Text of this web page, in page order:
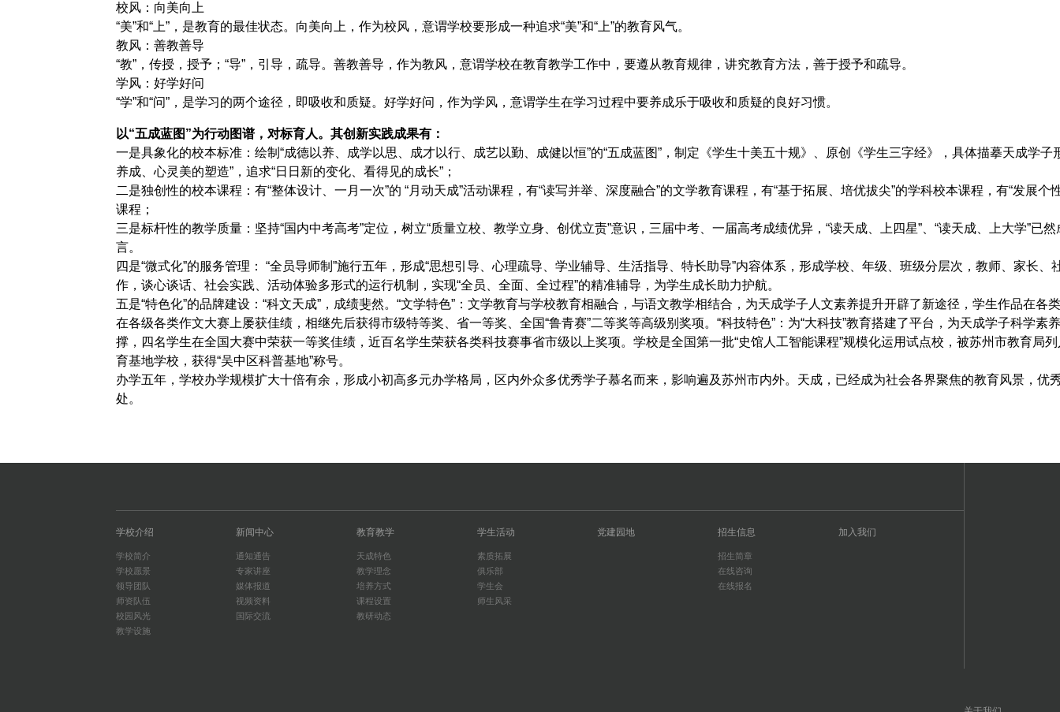
校风：向美向上
“美”和“上”，是教育的最佳状态。向美向上，作为校风，意谓学校要形成一种追求“美”和“上”的教育风气。
教风：善教善导
“教”，传授，授予；“导”，引导，疏导。善教善导，作为教风，意谓学校在教育教学工作中，要遵从教育规律，讲究教育方法，善于授予和疏导。
学风：好学好问
“学”和“问”，是学习的两个途径，即吸收和质疑。好学好问，作为学风，意谓学生在学习过程中要养成乐于吸收和质疑的良好习惯。
以“五成蓝图”为行动图谱，对标育人。其创新实践成果有：
一是具象化的校本标准：绘制 “成德以养、成学以思、成才以行、成艺以勤、成健以恒”的“五成蓝图”，制定《学生十美五十规》、原创《学生三字经》，具体描摹天成学子
养成、心灵美的塑造”，追求“日日新的变化、看得见的成长”；
二是独创性的校本课程：有“整体设计、一月一次”的 “月动天成”活动课程，有“读写并举、深度融合”的文学教育课程，有“基于拓展、培优拔尖”的学科校本课程，有“发展个
课程；
三是标杆性的教学质量：坚持“国内中考高考”定位，树立“质量立校、教学立身、创优立责”意识， 三届中考、一届高考成绩优异， “读天成、上四星”、“读天成、上大学”已
言。
四是“微式化”的服务管理： “全员导师制”施行五年，形成“思想引导、心理疏导、学业辅导、生活指导、特长助导”内容体系，形成学校、年级、班级分层次，教师、家长、
作，谈心谈话、社会实践、活动体验多形式的运行机制，实现“全员、全面、全过程”的精准辅导，为学生成长助力护航。
五是“特色化”的品牌建设：“科文天成”，成绩斐然。“文学特色”：文学教育与学校教育相融合，与语文教学相结合，为天成学子人文素养提升开辟了新途径，学生作品在各
在各级各类作文大赛上屡获佳绩，相继先后获得市级特等奖、省一等奖、全国“鲁青赛”二等奖等高级别奖项。“科技特色”：为“大科技”教育搭建了平台，为天成学子科学素
撑，四名学生在全国大赛中荣获一等奖佳绩，近百名学生荣获各类科技赛事省市级以上奖项。学校是全国第一批“史馆人工智能课程”规模化运用试点校， 被苏州市教育局
育基地学校， 获得“吴中区科普基地”称号。
办学五年，学校办学规模扩大十倍有余，形成小初高多元办学格局，区内外众多优秀学子慕名而来，影响遍及苏州市内外。天成，已经成为社会各界聚焦的教育风景，优
处。
学校介绍
学校简介
学校愿景
领导团队
师资队伍
校园风光
教学设施
新闻中心
通知通告
专家讲座
媒体报道
视频资料
国际交流
教育教学
天成特色
教学理念
培养方式
课程设置
教研动态
学生活动
素质拓展
俱乐部
学生会
师生风采
党建园地 招生信息
招生简章
在线咨询
在线报名
加入我们